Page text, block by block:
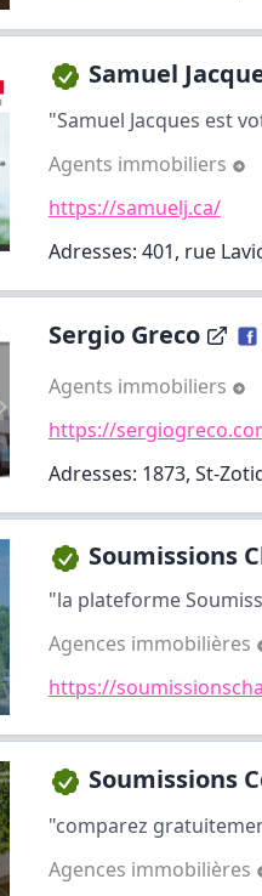
Samuel
"Samuel Jacques est
Agents immobiliers
https://samuelj.ca/
Adresses: 401, rue
Sergio Greco
Agents immobiliers
https://
Adresses: 1873, St-
Soumissions
"la plateforme
Agences immobilières
https://
Soumissions
"comparez
Agences immobilières